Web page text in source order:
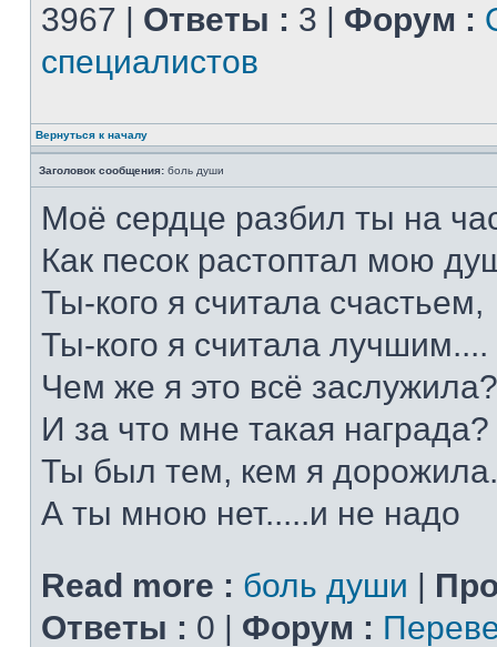
3967 | Ответы : 3 | Форум :
специалистов
Вернуться к началу
Заголовок сообщения: боль души
Моё сердце разбил ты на
Как песок растоптал мою
Ты-кого я считала счастьем,
Ты-кого я считала лучшим....
Чем же я это всё заслужила?
И за что мне такая награда?
Ты был тем, кем я
А ты мною нет.....и не надо
Read more : боль души |
Ответы : 0 | Форум :